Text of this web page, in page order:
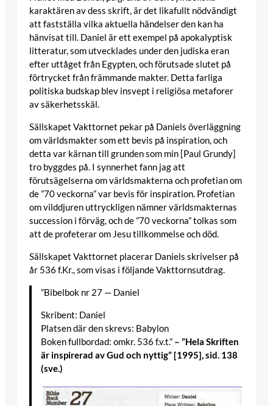
karaktären av dess skrift, är det likafullt nödvändigt
att fastställa vilka aktuella händelser den kan ha
hänvisat till. Daniel är ett exempel på apokalyptisk
litteratur, som utvecklades under den judiska eran
efter uttåget från Egypten, och förutsade slutet på
förtrycket från främmande makter. Detta farliga
politiska budskap blev insvept i religiösa metaforer
av säkerhetsskäl.
Sällskapet Vakttornet pekar på Daniels överläggning
om världsmakter som ett bevis på inspiration, och
detta var kärnan till grunden som min [Paul Grundy]
tro byggdes på. I synnerhet fann jag att
förutsägelserna om världsmakterna och profetian om
de ”70 veckorna” var bevis för inspiration. Profetian
om vilddjuren uttryckligen nämner världsmakternas
succession i förväg, och de ”70 veckorna” tolkas som
att de profeterar om Jesu tillkommelse och död.
Sällskapet Vakttornet placerar Daniels skrivelser på
år 536 f.Kr., som visas i följande Vakttornsutdrag.
”Bibelbok nr 27 — Daniel
Skribent: Daniel
Platsen där den skrevs: Babylon
Boken fullbordad: omkr. 536 f.v.t.” – ”Hela Skriften
är inspirerad av Gud och nyttig” [1995], sid. 138
(sve.)